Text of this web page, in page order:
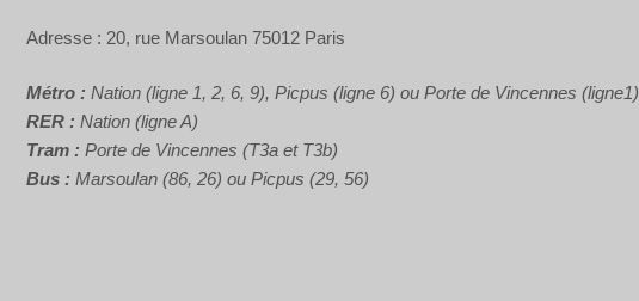
Adresse : 20, rue Marsoulan 75012 Paris
Métro : Nation (ligne 1, 2, 6, 9), Picpus (ligne 6) ou Porte de Vincennes (ligne1)
RER : Nation (ligne A)
Tram : Porte de Vincennes (T3a et T3b)
Bus : Marsoulan (86, 26) ou Picpus (29, 56)